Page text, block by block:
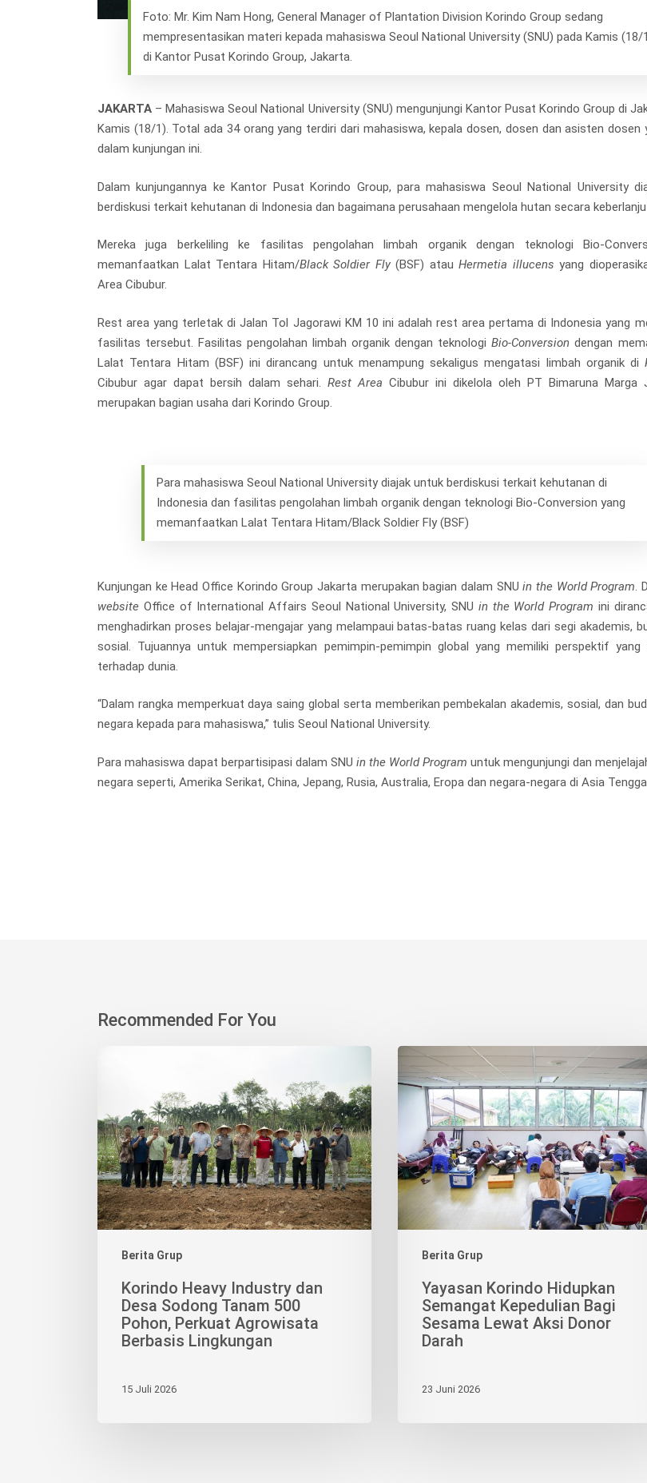
Foto: Mr. Kim Nam Hong, General Manager of Plantation Division Korindo Group sedang
mempresentasikan materi kepada mahasiswa Seoul National University (SNU) pada Kamis (18/
di Kantor Pusat Korindo Group, Jakarta.
JAKARTA – Mahasiswa Seoul National University (SNU) mengunjungi Kantor Pusat Korindo Group di
Kamis (18/1). Total ada 34 orang yang terdiri dari mahasiswa, kepala dosen, dosen dan asisten dosen
dalam kunjungan ini.
Dalam kunjungannya ke Kantor Pusat Korindo Group, para mahasiswa Seoul National University
berdiskusi terkait kehutanan di Indonesia dan bagaimana perusahaan mengelola hutan secara
Mereka juga berkeliling ke fasilitas pengolahan limbah organik dengan teknologi Bio-
memanfaatkan Lalat Tentara Hitam/Black Soldier Fly(BSF) atau Hermetia illucens yang
Area Cibubur.
Rest area yang terletak di Jalan Tol Jagorawi KM 10 ini adalah rest area pertama di Indonesia yang
fasilitas tersebut. Fasilitas pengolahan limbah organik dengan teknologiBio-Conversion dengan
Lalat Tentara Hitam (BSF) ini dirancang untuk menampung sekaligus mengatasi limbah organik di
Cibubur agar dapat bersih dalam sehari. Rest Area Cibubur ini dikelola oleh PT Bimaruna Marga
merupakan bagian usaha dari Korindo Group.
Para mahasiswa Seoul National University diajak untuk berdiskusi terkait kehutanan di
Indonesia dan fasilitas pengolahan limbah organik dengan teknologi Bio-Conversion yang
memanfaatkan Lalat Tentara Hitam/Black Soldier Fly (BSF)
Kunjungan ke Head Office Korindo Group Jakarta merupakan bagian dalam SNUin the World Program.
website Office of International Affairs Seoul National University, SNU in the World Program ini
menghadirkan proses belajar-mengajar yang melampaui batas-batas ruang kelas dari segi akademis,
sosial. Tujuannya untuk mempersiapkan pemimpin-pemimpin global yang memiliki perspektif yang
terhadap dunia.
“Dalam rangka memperkuat daya saing global serta memberikan pembekalan akademis, sosial, dan
negara kepada para mahasiswa,” tulis Seoul National University.
Para mahasiswa dapat berpartisipasi dalam SNUin the World Program untuk mengunjungi dan
negara seperti, Amerika Serikat, China, Jepang, Rusia, Australia, Eropa dan negara-negara di Asia
Recommended For You
Berita Grup
dan
Desa
Sodong
Tanam
500
Pohon,
Perkuat
Agrowisata
Lingkungan
Korindo Heavy Industry dan
Desa Sodong Tanam 500
Pohon, Perkuat Agrowisata
Berbasis Lingkungan
15 Juli 2026
Berita Grup
Yayasan
Korindo
Hidupkan
Semangat
Kepedulian
Bagi
Sesama
Lewat
Donor
Darah
Yayasan Korindo Hidupkan
Semangat Kepedulian Bagi
Sesama Lewat Aksi Donor
Darah
23 Juni 2026